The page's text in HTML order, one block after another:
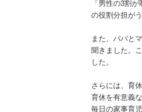
「男性の3割
の役割分担が
また、パパと
聞きました。
した。
さらには、育
育休を有意義
毎日の家事育